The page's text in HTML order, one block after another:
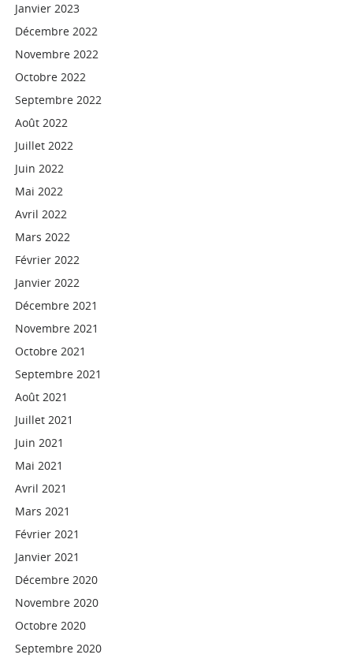
Janvier 2023
Décembre 2022
Novembre 2022
Octobre 2022
Septembre 2022
Août 2022
Juillet 2022
Juin 2022
Mai 2022
Avril 2022
Mars 2022
Février 2022
Janvier 2022
Décembre 2021
Novembre 2021
Octobre 2021
Septembre 2021
Août 2021
Juillet 2021
Juin 2021
Mai 2021
Avril 2021
Mars 2021
Février 2021
Janvier 2021
Décembre 2020
Novembre 2020
Octobre 2020
Septembre 2020